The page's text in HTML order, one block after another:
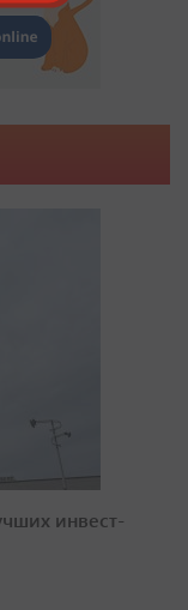
инвест-